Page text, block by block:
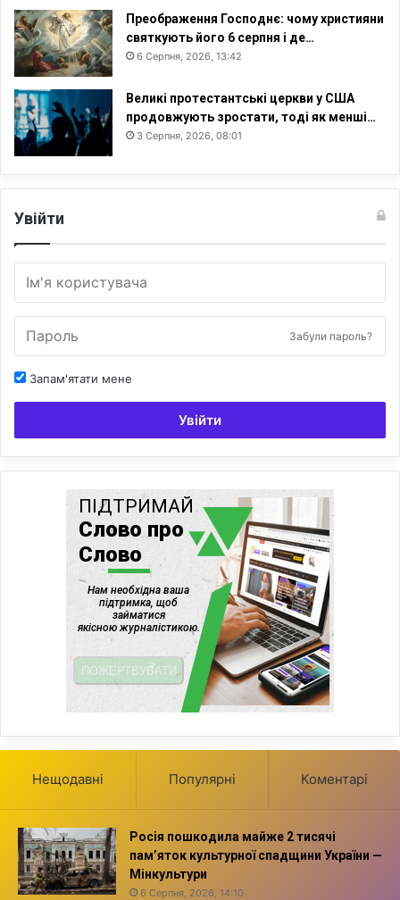
Преображення Господнє: чому християни
святкують його 6 серпня і де…
6 Серпня, 2026, 13:42
Великі протестантські церкви у США
продовжують зростати, тоді як менші…
3 Серпня, 2026, 08:01
Увійти
Забули пароль?
Запам'ятати мене
Увійти
Нещодавні Популярні Коментарі
Росія пошкодила майже 2 тисячі
пам’яток культурної спадщини України —
Мінкультури
6 Серпня, 2026, 14:10